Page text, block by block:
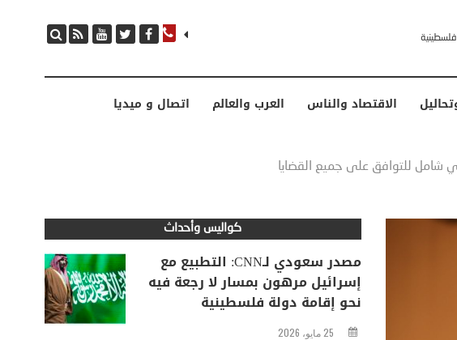
مصدر سعودي لـCNN: التطبيع مع إسرائيل مرهون بمسار لا رجعة فيه نحو إقامة دولة فلسطينية
الاقتصاد والناس العرب والعالم اتصال و ميديا
للتوافق على جميع القضايا
كواليس وأحداث
مصدر سعودي لـCNN: التطبيع مع
إسرائيل مرهون بمسار لا رجعة فيه
نحو إقامة دولة فلسطينية
25 مايو، 2026